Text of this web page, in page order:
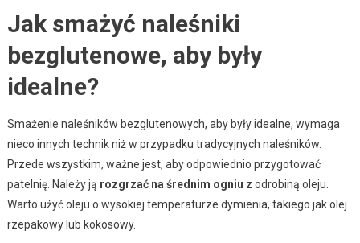
Jak smażyć naleśniki
bezglutenowe, aby były
idealne?
Smażenie naleśników bezglutenowych, aby były idealne, wymaga
nieco innych technik niż w przypadku tradycyjnych naleśników.
Przede wszystkim, ważne jest, aby odpowiednio przygotować
patelnię. Należy ją rozgrzać na średnim ogniu z odrobiną oleju.
Warto użyć oleju o wysokiej temperaturze dymienia, takiego jak olej
rzepakowy lub kokosowy.